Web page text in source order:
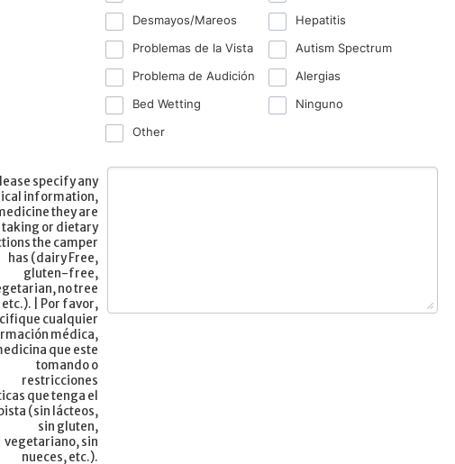
Desmayos/Mareos
Hepatitis
Problemas de la Vista
Autism Spectrum
Problema de Audición
Alergias
Bed Wetting
Ninguno
Other
specify any
information,
they are
taking or dietary
the camper
has (dairy Free,
gluten-free,
no tree
etc.). | Por favor,
cualquier
médica,
que este
tomando o
restricciones
que tenga el
(sin lácteos,
sin gluten,
vegetariano, sin
nueces, etc.).